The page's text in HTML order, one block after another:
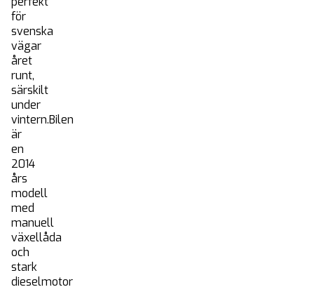
för
svenska
vägar
året
runt,
särskilt
under
vintern.Bilen
är
en
2014
års
modell
med
manuell
växellåda
och
stark
dieselmotor